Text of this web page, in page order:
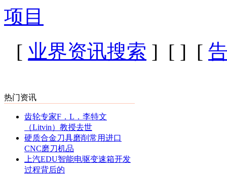
项目
[ 业界资讯搜索 ] [ ] [
热门资讯
齿轮专家F．L．李特文
（Litvin）教授去世
硬质合金刀具磨削常用进口
CNC磨刀机品
上汽EDU智能电驱变速箱开发
过程背后的